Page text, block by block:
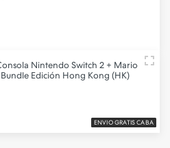
ENVIO GRATIS CABA
Nintendo Switch 2 + Mario
Edición Hong Kong (HK)